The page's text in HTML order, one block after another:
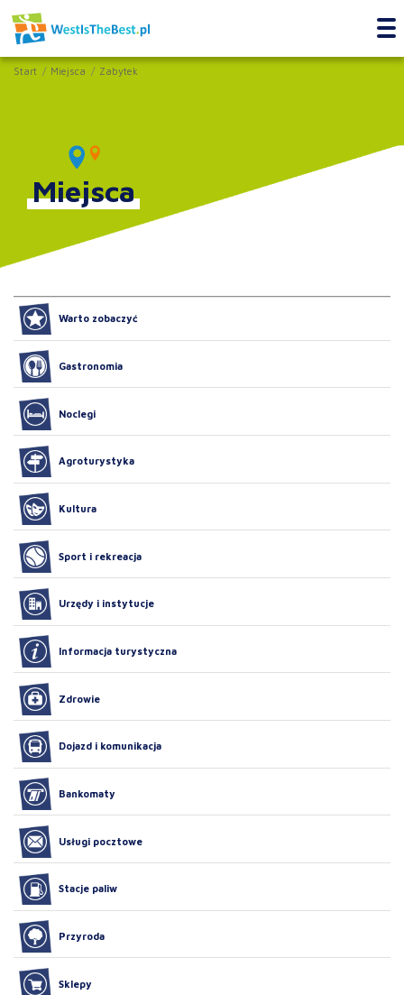
Start Miejsca Zabytek
Miejsca
Warto zobaczyć
Gastronomia
Noclegi
Agroturystyka
Kultura
Sport i rekreacja
Urzędy i instytucje
Informacja turystyczna
Zdrowie
Dojazd i komunikacja
Bankomaty
Usługi pocztowe
Stacje paliw
Przyroda
Sklepy